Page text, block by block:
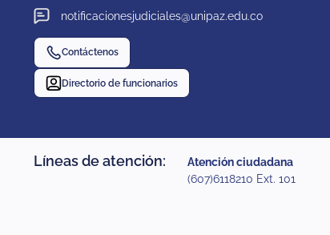
notificacionesjudiciales@unipaz.edu.co
Contáctenos
Directorio de funcionarios
Líneas de atención:
Atención ciudadana
(607)6118210 Ext. 101